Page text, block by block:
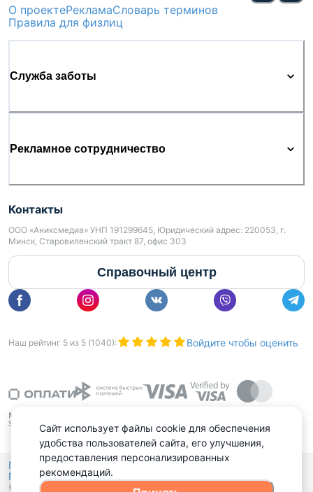
О проектеРекламаСловарь терминов
Правила для физлиц
Служба заботы
Рекламное сотрудничество
Контакты
ООО «Аниксмедиа» УНП 191299645, Юридический адрес: 220053, г.
Минск, Старовиленский тракт 87, офис 303
Справочный центр
Наш рейтинг 5 из 5 (1040): Войдите чтобы оценить
Политика конфиденциальности,
Политика обработки файлов куки и
© 2015 - 2026, Domovita.by. Копирование материалов допускается
Сайт использует файлы cookie для обеспечения
удобства пользователей сайта, его улучшения,
предоставления персонализированных
рекомендаций.